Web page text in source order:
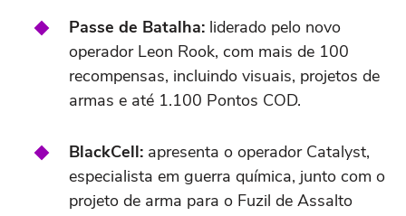
Passe de Batalha: liderado pelo novo
operador Leon Rook, com mais de 100
recompensas, incluindo visuais, projetos de
armas e até 1.100 Pontos COD.
BlackCell: apresenta o operador Catalyst,
especialista em guerra química, junto com o
projeto de arma para o Fuzil de Assalto